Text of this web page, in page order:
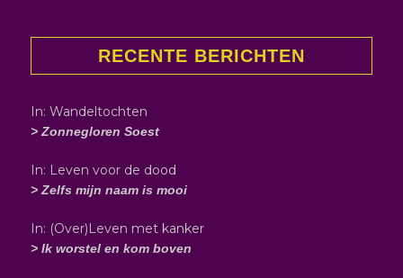
RECENTE BERICHTEN
In: Wandeltochten
> Zonnegloren Soest
In: Leven voor de dood
> Zelfs mijn naam is mooi
In: (Over)Leven met kanker
> Ik worstel en kom boven